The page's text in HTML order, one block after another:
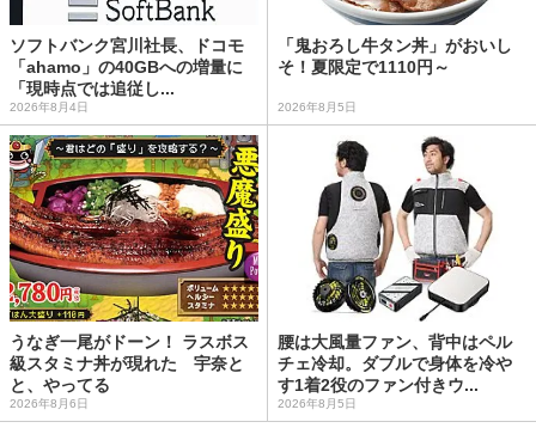
ソフトバンク宮川社長、ドコモ
「ahamo」の40GBへの増量に
「現時点では追従し...
2026年8月4日
「鬼おろし牛タン丼」がおいし
そ！夏限定で1110円～
2026年8月5日
うなぎ一尾がドーン！ ラスボス
級スタミナ丼が現れた 宇奈と
と、やってる
2026年8月6日
腰は大風量ファン、背中はペル
チェ冷却。ダブルで身体を冷や
す1着2役のファン付きウ...
2026年8月5日